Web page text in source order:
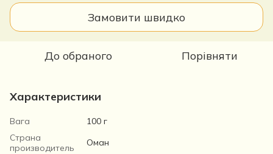
Замовити швидко
До обраного Порівняти
Характеристики
Вага
100 г
Страна
производитель
Оман